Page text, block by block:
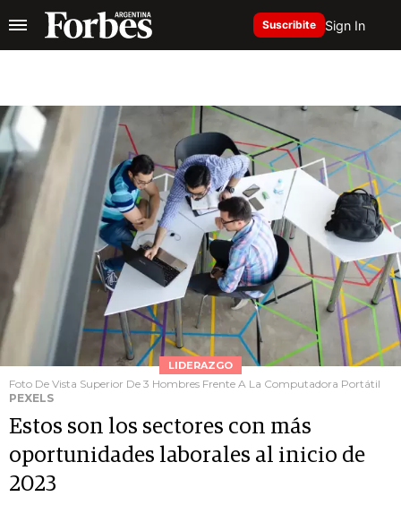
Suscribite Sign In
LIDERAZGO
Foto De Vista Superior De 3 Hombres Frente A La Computadora Portátil
PEXELS
Estos son los sectores con más
oportunidades laborales al inicio de
2023